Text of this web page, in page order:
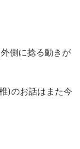
側に捻る動きが
)のお話はまた今